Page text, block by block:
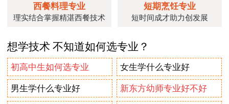
西餐料理专业
理实结合掌握精湛西餐技术
短期烹饪专业
短时间成才助力创发展
想学技术 不知道如何选专业？
初高中生如何选专业 女生学什么专业好
男生学什么专业好 新东方幼师专业好不好